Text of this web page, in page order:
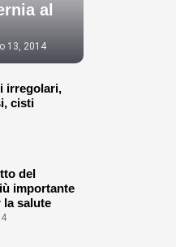
al
13, 2014
irregolari,
cisti
del
importante
salute